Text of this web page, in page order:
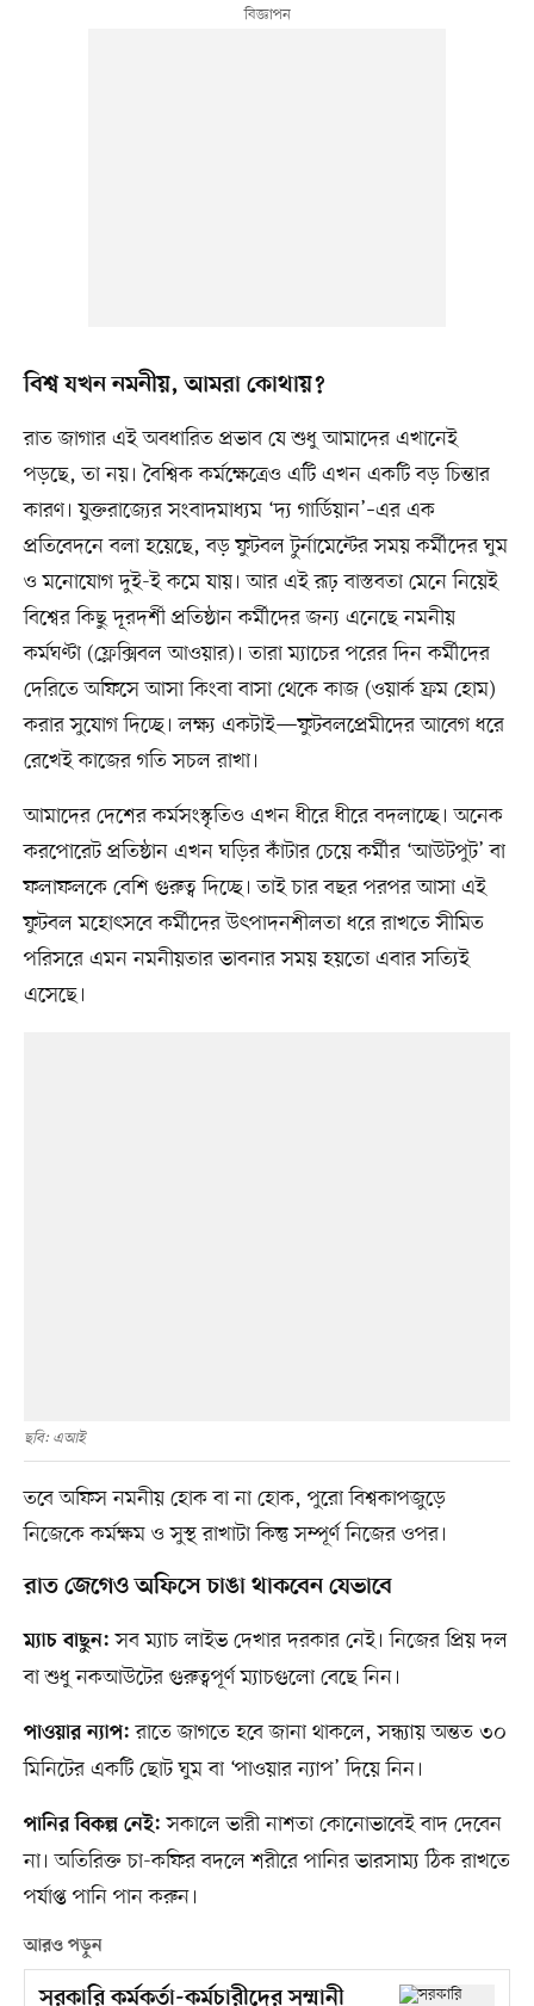
বিশ্ব যখন নমনীয়, আমরা কোথায়?
রাত জাগার এই অবধারিত প্রভাব যে শুধু আমাদের এখানেই
পড়ছে, তা নয়। বৈশ্বিক কর্মক্ষেত্রেও এটি এখন একটি বড় চিন্তার
কারণ। যুক্তরাজ্যের সংবাদমাধ্যম ‘দ্য গার্ডিয়ান’–এর এক
প্রতিবেদনে বলা হয়েছে, বড় ফুটবল টুর্নামেন্টের সময় কর্মীদের ঘুম
ও মনোযোগ দুই-ই কমে যায়। আর এই রূঢ় বাস্তবতা মেনে নিয়েই
বিশ্বের কিছু দূরদর্শী প্রতিষ্ঠান কর্মীদের জন্য এনেছে নমনীয়
কর্মঘণ্টা (ফ্লেক্সিবল আওয়ার)। তারা ম্যাচের পরের দিন কর্মীদের
দেরিতে অফিসে আসা কিংবা বাসা থেকে কাজ (ওয়ার্ক ফ্রম হোম)
করার সুযোগ দিচ্ছে। লক্ষ্য একটাই—ফুটবলপ্রেমীদের আবেগ ধরে
রেখেই কাজের গতি সচল রাখা।
আমাদের দেশের কর্মসংস্কৃতিও এখন ধীরে ধীরে বদলাচ্ছে। অনেক
করপোরেট প্রতিষ্ঠান এখন ঘড়ির কাঁটার চেয়ে কর্মীর ‘আউটপুট’ বা
ফলাফলকে বেশি গুরুত্ব দিচ্ছে। তাই চার বছর পরপর আসা এই
ফুটবল মহোৎসবে কর্মীদের উৎপাদনশীলতা ধরে রাখতে সীমিত
পরিসরে এমন নমনীয়তার ভাবনার সময় হয়তো এবার সত্যিই
এসেছে।
ছবি: এআই
তবে অফিস নমনীয় হোক বা না হোক, পুরো বিশ্বকাপজুড়ে
নিজেকে কর্মক্ষম ও সুস্থ রাখাটা কিন্তু সম্পূর্ণ নিজের ওপর।
রাত জেগেও অফিসে চাঙা থাকবেন যেভাবে
ম্যাচ বাছুন: সব ম্যাচ লাইভ দেখার দরকার নেই। নিজের প্রিয় দল
বা শুধু নকআউটের গুরুত্বপূর্ণ ম্যাচগুলো বেছে নিন।
পাওয়ার ন্যাপ: রাতে জাগতে হবে জানা থাকলে, সন্ধ্যায় অন্তত ৩০
মিনিটের একটি ছোট ঘুম বা ‘পাওয়ার ন্যাপ’ দিয়ে নিন।
পানির বিকল্প নেই: সকালে ভারী নাশতা কোনোভাবেই বাদ দেবেন
না। অতিরিক্ত চা-কফির বদলে শরীরে পানির ভারসাম্য ঠিক রাখতে
পর্যাপ্ত পানি পান করুন।
আরও পড়ুন
সরকারি কর্মকর্তা-কর্মচারীদের সম্মানী